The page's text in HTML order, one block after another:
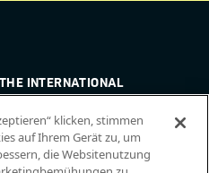
THE INTERNATIONAL
FOOTBALL ASSOCIATION
BOARD/ GUARDIANS OF
THE LAWS OF THE GAME
klicken, stimmen
auf Ihrem Gerät zu, um
die Websitenutzung